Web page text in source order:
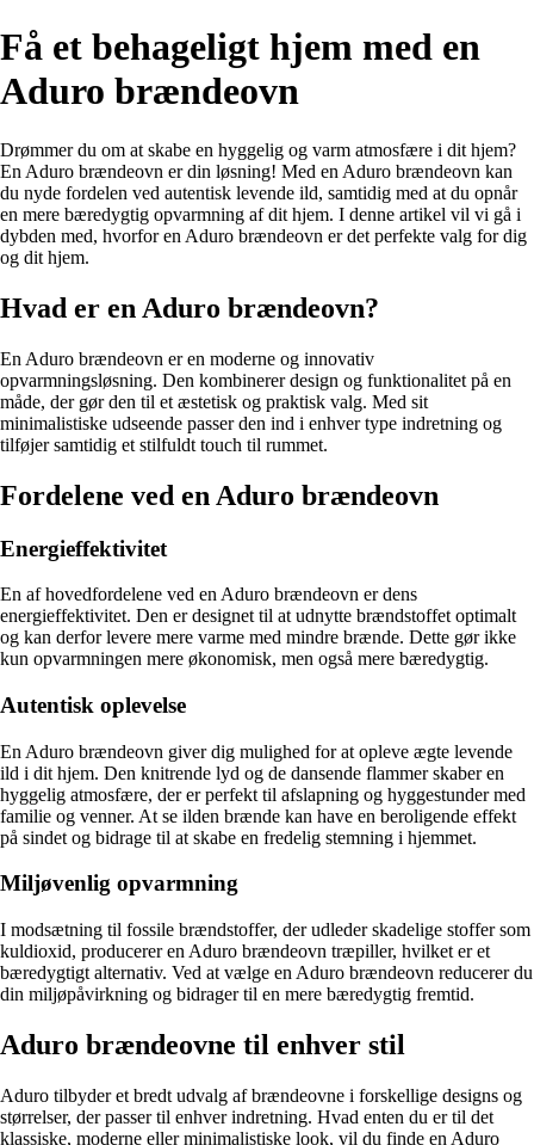
Få et behageligt hjem med en
Aduro brændeovn
Drømmer du om at skabe en hyggelig og varm atmosfære i dit hjem?
En Aduro brændeovn er din løsning! Med en Aduro brændeovn kan
du nyde fordelen ved autentisk levende ild, samtidig med at du opnår
en mere bæredygtig opvarmning af dit hjem. I denne artikel vil vi gå i
dybden med, hvorfor en Aduro brændeovn er det perfekte valg for dig
og dit hjem.
Hvad er en Aduro brændeovn?
En Aduro brændeovn er en moderne og innovativ
opvarmningsløsning. Den kombinerer design og funktionalitet på en
måde, der gør den til et æstetisk og praktisk valg. Med sit
minimalistiske udseende passer den ind i enhver type indretning og
tilføjer samtidig et stilfuldt touch til rummet.
Fordelene ved en Aduro brændeovn
Energieffektivitet
En af hovedfordelene ved en Aduro brændeovn er dens
energieffektivitet. Den er designet til at udnytte brændstoffet optimalt
og kan derfor levere mere varme med mindre brænde. Dette gør ikke
kun opvarmningen mere økonomisk, men også mere bæredygtig.
Autentisk oplevelse
En Aduro brændeovn giver dig mulighed for at opleve ægte levende
ild i dit hjem. Den knitrende lyd og de dansende flammer skaber en
hyggelig atmosfære, der er perfekt til afslapning og hyggestunder med
familie og venner. At se ilden brænde kan have en beroligende effekt
på sindet og bidrage til at skabe en fredelig stemning i hjemmet.
Miljøvenlig opvarmning
I modsætning til fossile brændstoffer, der udleder skadelige stoffer som
kuldioxid, producerer en Aduro brændeovn træpiller, hvilket er et
bæredygtigt alternativ. Ved at vælge en Aduro brændeovn reducerer du
din miljøpåvirkning og bidrager til en mere bæredygtig fremtid.
Aduro brændeovne til enhver stil
Aduro tilbyder et bredt udvalg af brændeovne i forskellige designs og
størrelser, der passer til enhver indretning. Hvad enten du er til det
klassiske, moderne eller minimalistiske look, vil du finde en Aduro